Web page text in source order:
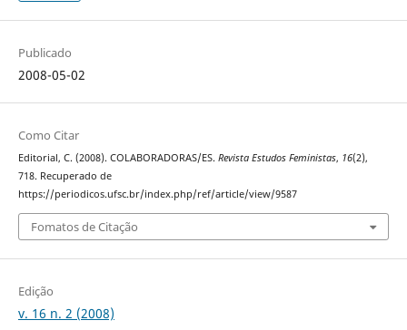
Publicado
2008-05-02
Como Citar
Editorial, C. (2008). COLABORADORAS/ES. Revista Estudos Feministas, 16(2),
718. Recuperado de
https://periodicos.ufsc.br/index.php/ref/article/view/9587
Fomatos de Citação
Edição
v. 16 n. 2 (2008)